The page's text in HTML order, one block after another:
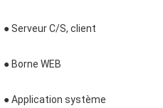
● Serveur C/S, client
● Borne WEB
● Application système